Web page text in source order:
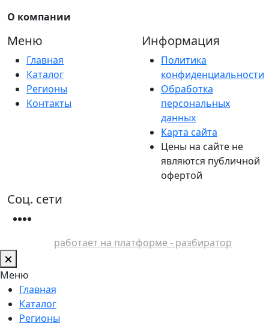
О компании
Меню
Главная
Каталог
Регионы
Контакты
Информация
Политика
конфиденциальности
Обработка
персональных
данных
Карта сайта
Цены на сайте не
являются публичной
офертой
Соц. сети
работает на платформе - разбиратор
Меню
Главная
Каталог
Регионы